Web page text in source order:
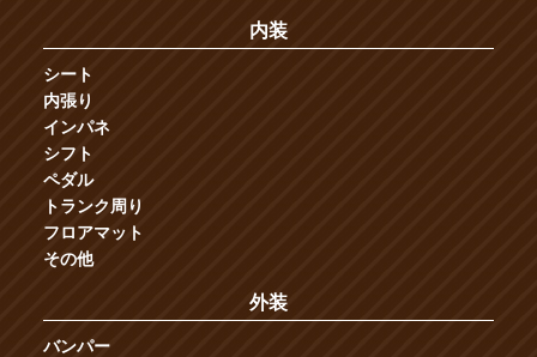
内装
シート
内張り
インパネ
シフト
ペダル
トランク周り
フロアマット
その他
外装
バンパー